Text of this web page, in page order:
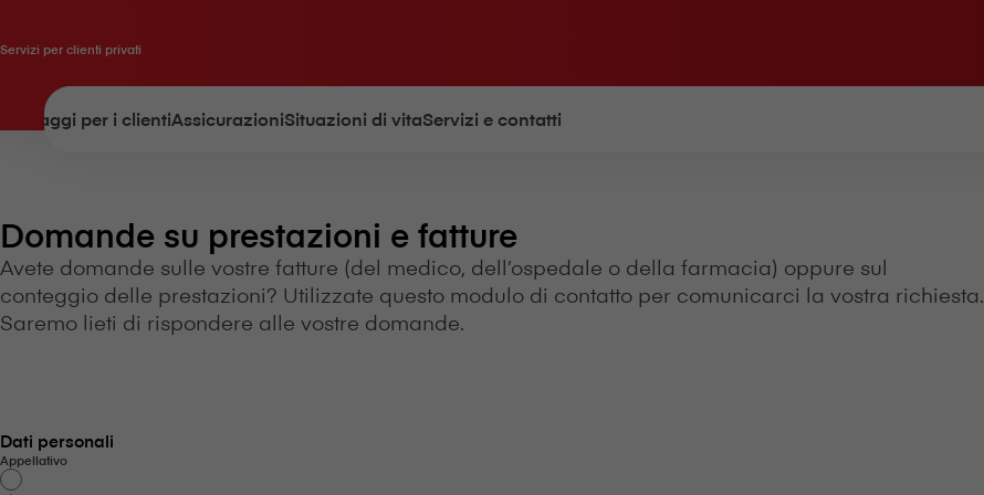
Servizi per clienti privati
Vantaggi per i clientiAssicurazioniSituazioni di vitaServizi e contatti
Domande su prestazioni e fatture
Avete domande sulle vostre fatture (del medico, dell’ospedale o della farmacia) oppure sul
conteggio delle prestazioni? Utilizzate questo modulo di contatto per comunicarci la vostra richiesta.
Saremo lieti di rispondere alle vostre domande.
Dati personali
Appellativo